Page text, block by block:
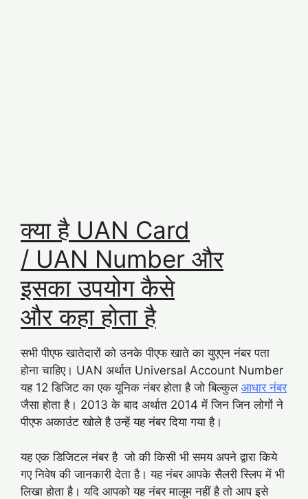
क्या है UAN Card
/ UAN Number और
इसका उपयोग कैसे
और कहा होता है
सभी पीएफ खातेदारों को उनके पीएफ खाते का युएएन नंबर पता
होना चाहिए। UAN अर्थात Universal Account Number
यह 12 डिजिट का एक यूनिक नंबर होता है जो बिल्कुल आधार नंबर
जैसा होता है। 2013 के बाद अर्थात 2014 में जिन जिन लोगों ने
पीएफ अकाउंट खोले है उन्हें यह नंबर दिया गया है।
यह एक डिजिटल नंबर है जो की किसी भी समय अपने द्वारा किये
गए निवेष की जानकारी देता है। यह नंबर आपके सैलरी स्लिप में भी
लिखा होता है। यदि आपको यह नंबर मालूम नहीं है तो आप इसे